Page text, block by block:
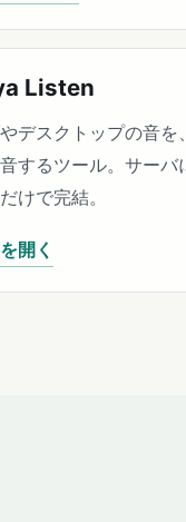
Listen
デスクトップの音を
するツール。サーバ
けで完結。
開く